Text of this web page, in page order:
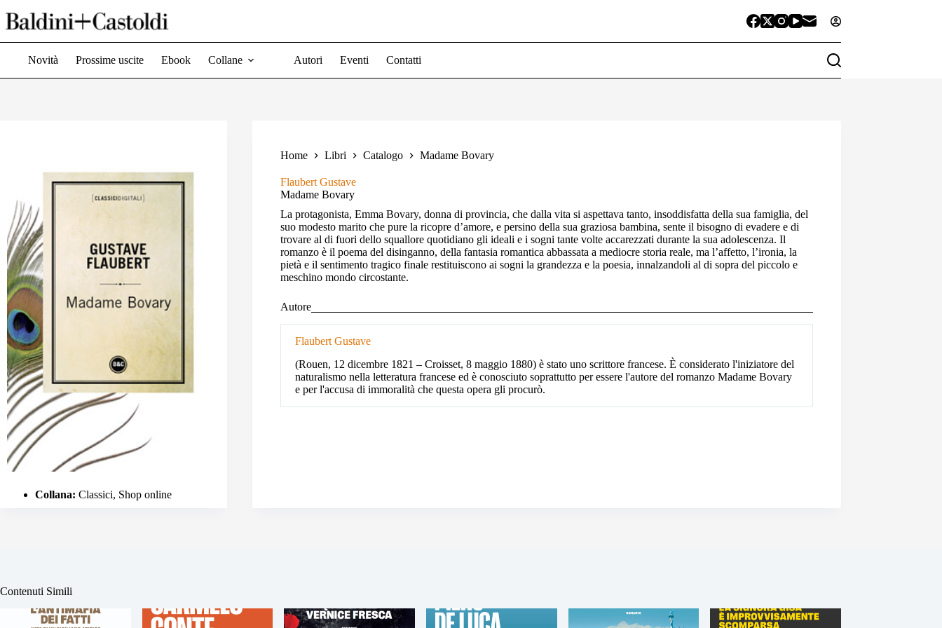
al
contenuto
Novità Prossime uscite Ebook Collane Autori Eventi Contatti
Home Libri Catalogo Madame Bovary
Flaubert Gustave
Madame Bovary
La protagonista, Emma Bovary, donna di provincia, che dalla vita si aspettava tanto, insoddisfatta della sua famiglia, del
suo modesto marito che pure la ricopre d’amore, e persino della sua graziosa bambina, sente il bisogno di evadere e di
trovare al di fuori dello squallore quotidiano gli ideali e i sogni tante volte accarezzati durante la sua adolescenza. Il
romanzo è il poema del disinganno, della fantasia romantica abbassata a mediocre storia reale, ma l’affetto, l’ironia, la
pietà e il sentimento tragico finale restituiscono ai sogni la grandezza e la poesia, innalzandoli al di sopra del piccolo e
meschino mondo circostante.
Autore
Flaubert Gustave
(Rouen, 12 dicembre 1821 – Croisset, 8 maggio 1880) è stato uno scrittore francese. È considerato l'iniziatore del
naturalismo nella letteratura francese ed è conosciuto soprattutto per essere l'autore del romanzo Madame Bovary
e per l'accusa di immoralità che questa opera gli procurò.
Collana: Classici, Shop online
Contenuti Simili